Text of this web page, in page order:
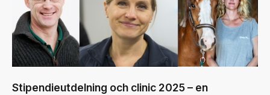
gång lade grunden till.
Stipendieutdelning och clinic 2025 – en